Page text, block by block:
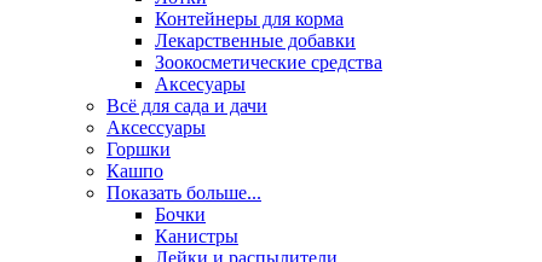
Контейнеры для корма
Лекарственные добавки
Зоокосметические средства
Аксесуары
Всё для сада и дачи
Аксессуары
Горшки
Кашпо
Показать больше...
Бочки
Канистры
Лейки и распылители